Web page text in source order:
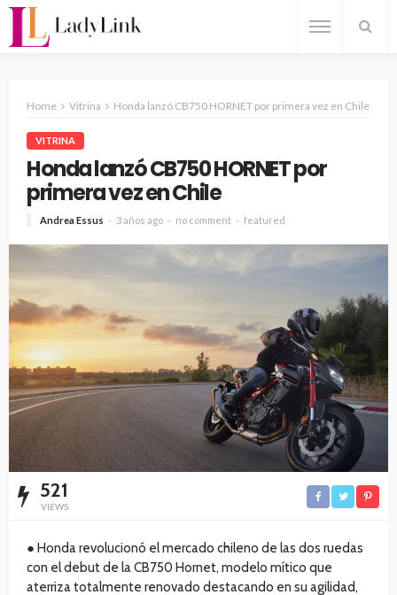
Home Vitrina Honda lanzó CB750 HORNET por primera vez en Chile
VITRINA
Honda lanzó CB750 HORNET por
primera vez en Chile
Andrea Essus 3 años ago no comment featured
521
VIEWS
● Honda revolucionó el mercado chileno de las dos ruedas
con el debut de la CB750 Hornet, modelo mítico que
aterriza totalmente renovado destacando en su agilidad,